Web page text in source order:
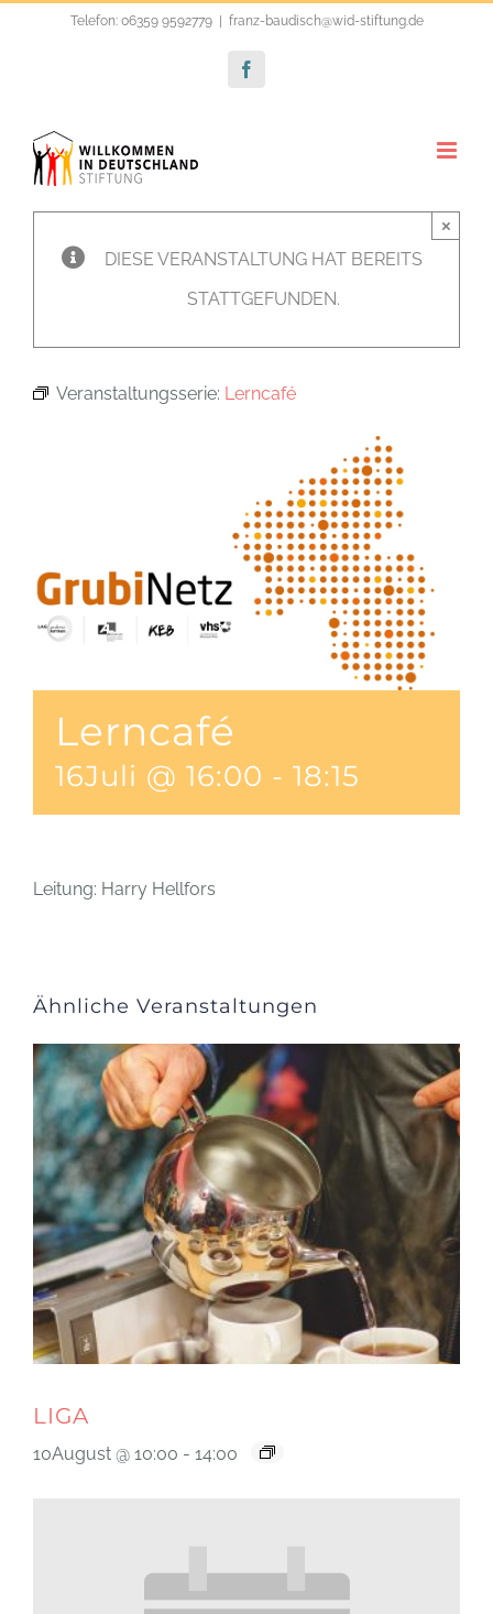
Telefon: 06359 9592779 franz-baudisch@wid-stiftung.de
Facebook
DIESE VERANSTALTUNG HAT BEREITS
STATTGEFUNDEN.
×
Veranstaltungsserie: Lerncafé
Lerncafé
16Juli @ 16:00 - 18:15
Leitung: Harry Hellfors
Ähnliche Veranstaltungen
LIGA
10August @ 10:00 - 14:00